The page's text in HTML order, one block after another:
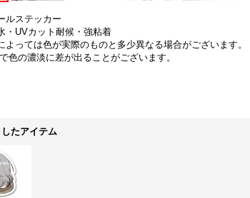
ルステッカー
・UVカット耐候・強粘着
よっては色が実際のものと多少異なる場合がございます。
色の濃淡に差が出ることがございます。
たアイテム